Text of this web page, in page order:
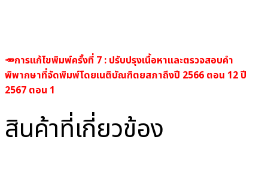
🥕การแก้ไขพิมพ์ครั้งที่ 7 : ปรับปรุงเนื้อหาและตรวจสอบคำ
พิพากษาที่จัดพิมพ์โดยเนติบัณฑิตยสภาถึงปี 2566 ตอน 12 ปี
2567 ตอน 1
สินค้าที่เกี่ยวข้อง